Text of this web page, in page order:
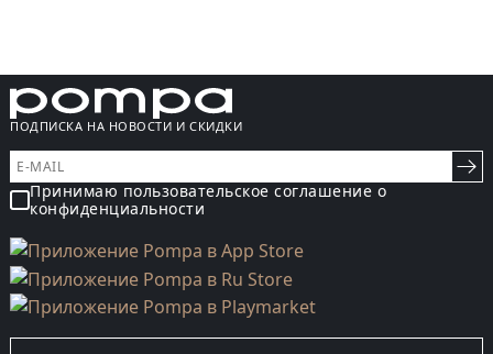
ПОДПИСКА НА НОВОСТИ И СКИДКИ
Принимаю пользовательское соглашение о
конфиденциальности